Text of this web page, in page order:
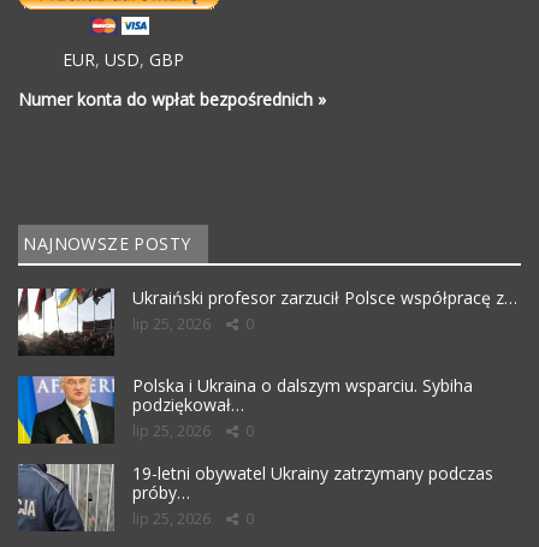
EUR, USD, GBP
Numer konta do wpłat bezpośrednich »
NAJNOWSZE POSTY
Ukraiński profesor zarzucił Polsce współpracę z…
lip 25, 2026 0
Polska i Ukraina o dalszym wsparciu. Sybiha
podziękował…
lip 25, 2026 0
19-letni obywatel Ukrainy zatrzymany podczas
próby…
lip 25, 2026 0